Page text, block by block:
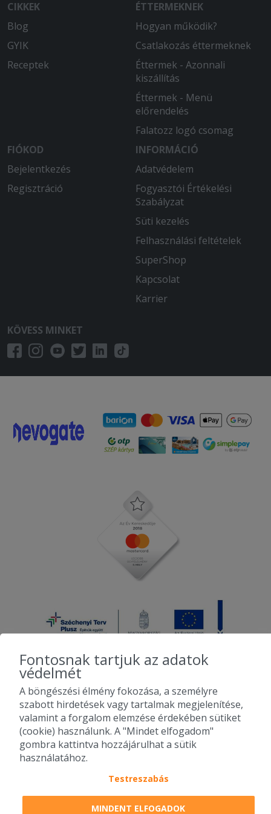
CIKKEK
Blog
GYIK
Receptek
ÉTTERMEKNEK
Hogyan működik?
Csatlakozás éttermeknek
Éttermek - Azonnali
kiszállítás
Éttermek - Menü
előrendelés
Falatozz logó csomag
FIÓKOD
Bejelentkezés
Regisztráció
INFORMÁCIÓ
Adatvédelem
Fogyasztói Értékelési
Szabályzat
Süti kezelés
Felhasználási feltételek
SuperShop
Kapcsolat
Karrier
KÖVESS MINKET
2010-2026 Copyright - Falatozz.hu - Diston-line Kft.
Pizza, gyros, hamburger, menük kedvező áron, egy helyen az összes
étterem ajánlata.
Fontosnak tartjuk az adatok
védelmét
A böngészési élmény fokozása, a személyre
szabott hirdetések vagy tartalmak megjelenítése,
valamint a forgalom elemzése érdekében sütiket
(cookie) használunk. A "Mindet elfogadom"
gombra kattintva hozzájárulhat a sütik
használatához.
Testreszabás
MINDENT ELFOGADOK